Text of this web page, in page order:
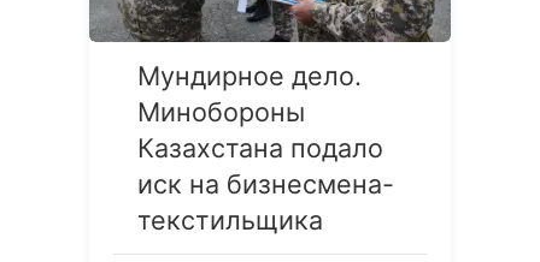
Мундирное дело.
Минобороны
Казахстана подало
иск на бизнесмена-
текстильщика